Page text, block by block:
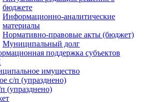
бюджете
Информационно-аналитические
материалы
Нормативно-правовые акты (бюджет)
Муниципальный долг
поддержка субъектов
имущество
с/п (упразднено)
(упразднено)